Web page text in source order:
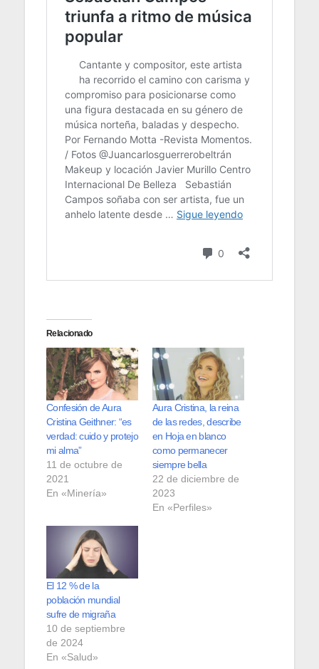
Relacionado
Confesión de Aura
Cristina Geithner: “es
verdad: cuido y protejo
mi alma”
11 de octubre de
2021
En «Minería»
Aura Cristina, la reina
de las redes, describe
en Hoja en blanco
como permanecer
siempre bella
22 de diciembre de
2023
En «Perfiles»
El 12 % de la
población mundial
sufre de migraña
10 de septiembre
de 2024
En «Salud»